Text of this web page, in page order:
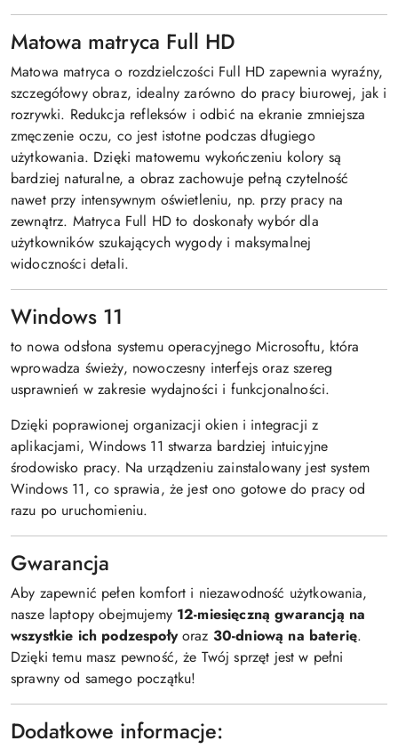
Matowa matryca Full HD
Matowa matryca o rozdzielczości Full HD zapewnia wyraźny,
szczegółowy obraz, idealny zarówno do pracy biurowej, jak i
rozrywki. Redukcja refleksów i odbić na ekranie zmniejsza
zmęczenie oczu, co jest istotne podczas długiego
użytkowania. Dzięki matowemu wykończeniu kolory są
bardziej naturalne, a obraz zachowuje pełną czytelność
nawet przy intensywnym oświetleniu, np. przy pracy na
zewnątrz. Matryca Full HD to doskonały wybór dla
użytkowników szukających wygody i maksymalnej
widoczności detali.
Windows 11
to nowa odsłona systemu operacyjnego Microsoftu, która
wprowadza świeży, nowoczesny interfejs oraz szereg
usprawnień w zakresie wydajności i funkcjonalności.
Dzięki poprawionej organizacji okien i integracji z
aplikacjami, Windows 11 stwarza bardziej intuicyjne
środowisko pracy. Na urządzeniu zainstalowany jest system
Windows 11, co sprawia, że jest ono gotowe do pracy od
razu po uruchomieniu.
Gwarancja
Aby zapewnić pełen komfort i niezawodność użytkowania,
nasze laptopy obejmujemy 12-miesięczną gwarancją na
wszystkie ich podzespoły oraz 30-dniową na baterię.
Dzięki temu masz pewność, że Twój sprzęt jest w pełni
sprawny od samego początku!
Dodatkowe informacje: